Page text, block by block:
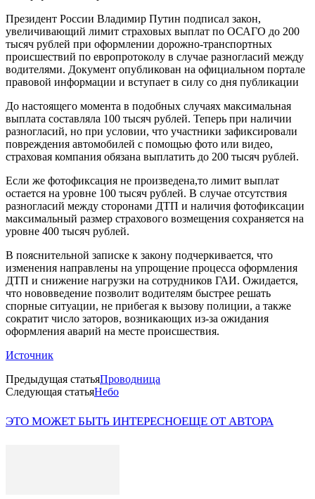
Президент России Владимир Путин подписал закон,
увеличивающий лимит страховых выплат по ОСАГО до 200
тысяч рублей при оформлении дорожно-транспортных
происшествий по европротоколу в случае разногласий между
водителями. Документ опубликован на официальном портале
правовой информации и вступает в силу со дня публикации
До настоящего момента в подобных случаях максимальная
выплата составляла 100 тысяч рублей. Теперь при наличии
разногласий, но при условии, что участники зафиксировали
повреждения автомобилей с помощью фото или видео,
страховая компания обязана выплатить до 200 тысяч рублей.
Если же фотофиксация не произведена,то лимит выплат
остается на уровне 100 тысяч рублей. В случае отсутствия
разногласий между сторонами ДТП и наличия фотофиксации
максимальный размер страхового возмещения сохраняется на
уровне 400 тысяч рублей.
В пояснительной записке к закону подчеркивается, что
изменения направлены на упрощение процесса оформления
ДТП и снижение нагрузки на сотрудников ГАИ. Ожидается,
что нововведение позволит водителям быстрее решать
спорные ситуации, не прибегая к вызову полиции, а также
сократит число заторов, возникающих из-за ожидания
оформления аварий на месте происшествия.
Источник
Предыдущая статьяПроводница
Следующая статьяНебо
ЭТО МОЖЕТ БЫТЬ ИНТЕРЕСНОЕЩЕ ОТ АВТОРА